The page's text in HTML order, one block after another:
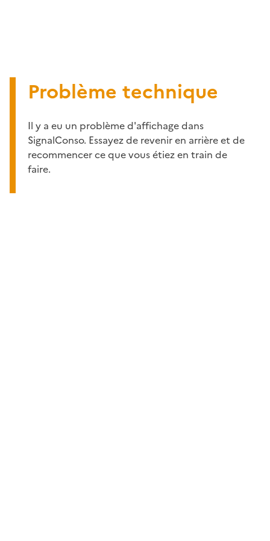
Problème technique
Il y a eu un problème d'affichage dans
SignalConso. Essayez de revenir en arrière et de
recommencer ce que vous étiez en train de
faire.